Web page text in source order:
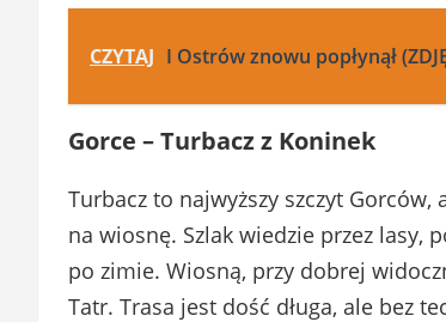
CZYTAJ I Ostrów znowu popłynął
Gorce – Turbacz z Koninek
Turbacz to najwyższy szczyt
na wiosnę. Szlak wiedzie przez lasy,
po zimie. Wiosną, przy dobrej
Tatr. Trasa jest dość długa, ale bez